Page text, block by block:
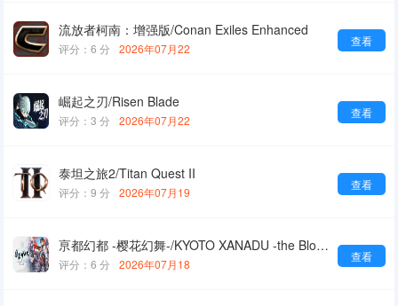
流放者柯南：增强版/Conan Exiles Enhanced
查看
评分：6 分 2026年07月22
崛起之刃/Risen Blade
查看
评分：3 分 2026年07月22
泰坦之旅2/Titan Quest II
查看
评分：9 分 2026年07月19
亰都幻都 -樱花幻舞-/KYOTO XANADU -the Blooming Phantom-
查看
评分：6 分 2026年07月18